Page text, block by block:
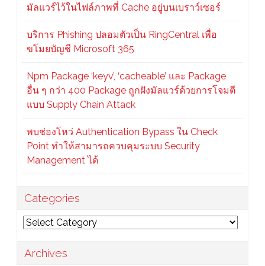
มัลแวร์ไว้ในไฟล์ภาพที่ Cache อยู่บนเบราว์เซอร์
บริการ Phishing ปลอมตัวเป็น RingCentral เพื่อ
ขโมยบัญชี Microsoft 365
Npm Package ‘keyv’, ‘cacheable’ และ Package
อื่น ๆ กว่า 400 Package ถูกฝังมัลแวร์ด้วยการโจมตี
แบบ Supply Chain Attack
พบช่องโหว่ Authentication Bypass ใน Check
Point ทำให้สามารถควบคุมระบบ Security
Management ได้
Categories
Categories
Archives